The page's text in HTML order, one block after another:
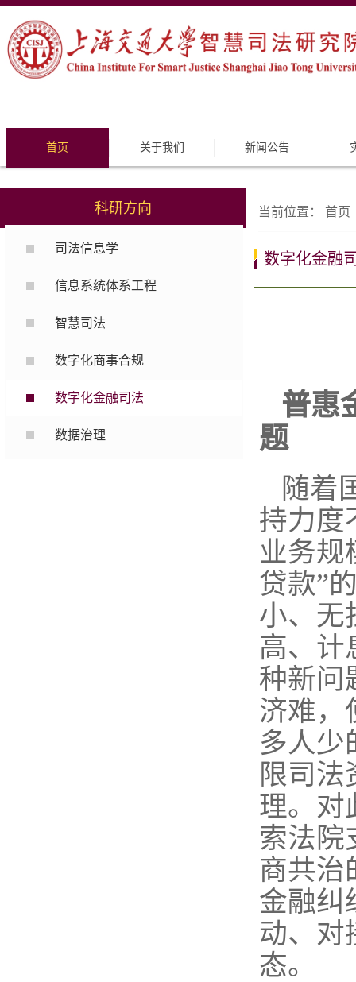
首页 关于我们 新闻公告
科研方向
司法信息学
信息系统体系工程
智慧司法
数字化商事合规
数字化金融司法
数据治理
当前位置： 首页
数字化金融
普惠
题
随着
持力度
业务规
贷款”
小、无
高、计
种新问
济难，
多人少
限司
理。对
索法院
商共治
金融纠
动、对
态。